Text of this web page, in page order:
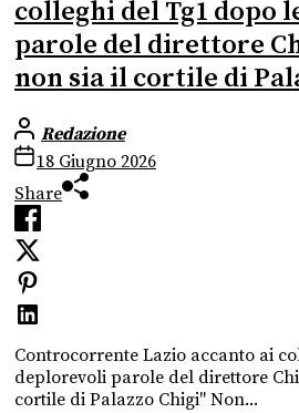
colleghi del Tg1 dopo
parole del direttore
non sia il cortile di
Redazione
18 Giugno 2026
Share
Controcorrente Lazio accanto ai
deplorevoli parole del direttore
cortile di Palazzo Chigi" Non...